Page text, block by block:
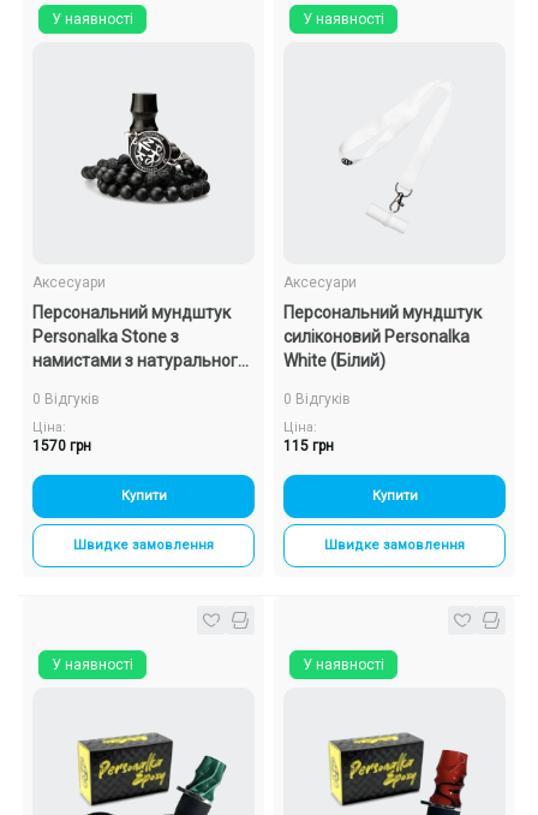
У наявності
Аксесуари
Персональний мундштук
Personalka Stone з
намистами з натурального
0 Відгуків
Ціна:
1570 грн
Купити
Швидке замовлення
У наявності
Аксесуари
Персональний мундштук
силіконовий Personalka
White (Білий)
0 Відгуків
Ціна:
115 грн
Купити
Швидке замовлення
У наявності У наявності